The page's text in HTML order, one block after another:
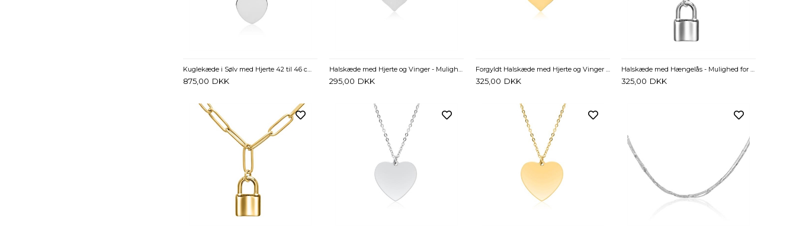
Kuglekæde i Sølv med Hjerte 42 til 46 cm - Mulighed for gravering
875,00 DKK
Halskæde med Hjerte og Vinger - Mulighed for gravering
295,00 DKK
Forgyldt Halskæde med Hjerte og Vinger - Mulighed for gravering
325,00 DKK
Halskæde med Hængelås - Mulighed for gravering
325,00 DKK